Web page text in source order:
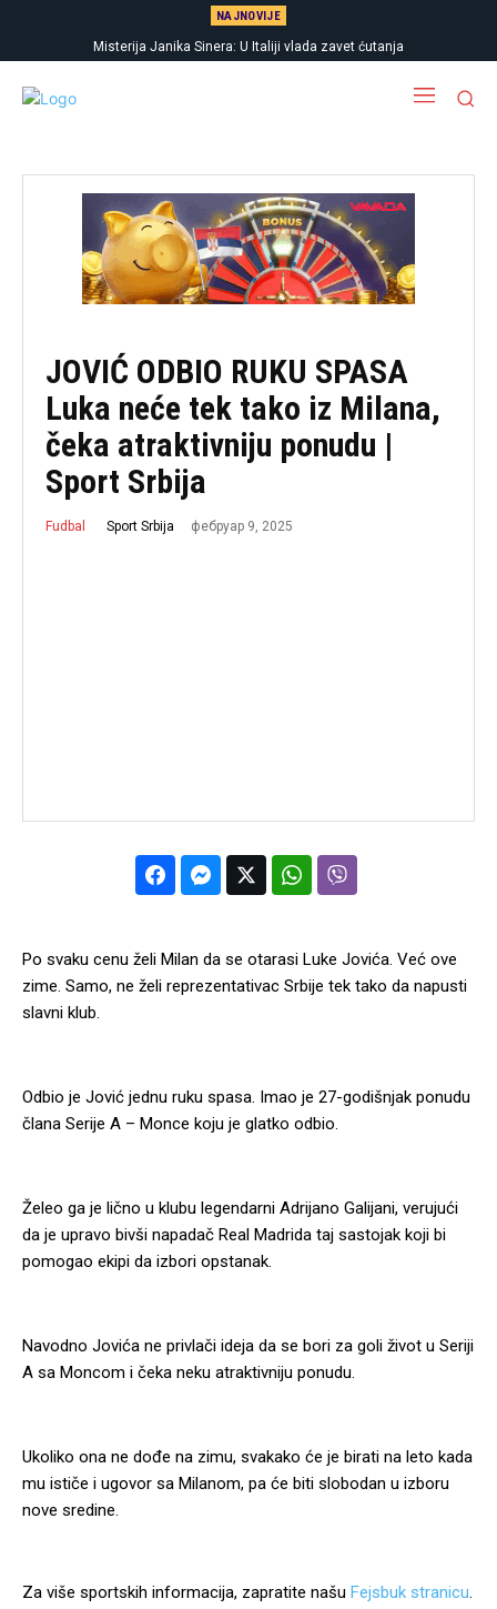
NAJNOVIJE
Misterija Janika Sinera: U Italiji vlada zavet ćutanja
JOVIĆ ODBIO RUKU SPASA
Luka neće tek tako iz Milana,
čeka atraktivniju ponudu |
Sport Srbija
Fudbal Sport Srbija фебруар 9, 2025
Po svaku cenu želi Milan da se otarasi Luke Jovića. Već ove
zime. Samo, ne želi reprezentativac Srbije tek tako da napusti
slavni klub.
Odbio je Jović jednu ruku spasa. Imao je 27-godišnjak ponudu
člana Serije A – Monce koju je glatko odbio.
Želeo ga je lično u klubu legendarni Adrijano Galijani, verujući
da je upravo bivši napadač Real Madrida taj sastojak koji bi
pomogao ekipi da izbori opstanak.
Navodno Jovića ne privlači ideja da se bori za goli život u Seriji
A sa Moncom i čeka neku atraktivniju ponudu.
Ukoliko ona ne dođe na zimu, svakako će je birati na leto kada
mu ističe i ugovor sa Milanom, pa će biti slobodan u izboru
nove sredine.
Za više sportskih informacija, zapratite našu Fejsbuk stranicu